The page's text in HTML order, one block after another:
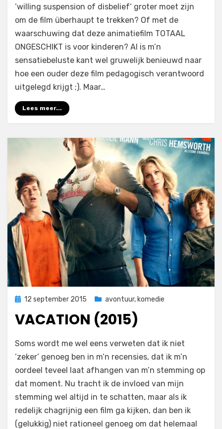
‘willing suspension of disbelief‘ groter moet zijn
om de film überhaupt te trekken? Of met de
waarschuwing dat deze animatiefilm TOTAAL
ONGESCHIKT is voor kinderen? Al is m’n
sensatiebeluste kant wel gruwelijk benieuwd naar
hoe een ouder deze film pedagogisch verantwoord
uitgelegd krijgt ;). Maar…
Lees meer...
Geplaatst
12 september 2015 avontuur, komedie
VACATION (2015)
Filmofiel.nl
Laat een reactie achter
(2015)
Soms wordt me wel eens verweten dat ik niet
‘zeker’ genoeg ben in m’n recensies, dat ik m’n
oordeel teveel laat afhangen van m’n stemming op
dat moment. Nu tracht ik de invloed van mijn
stemming wel altijd in te schatten, maar als ik
redelijk chagrijnig een film ga kijken, dan ben ik
(gelukkig) niet rationeel genoeg om dat helemaal